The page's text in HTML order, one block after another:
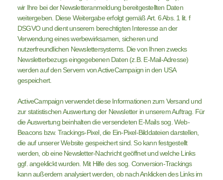
wir Ihre bei der Newsletteranmeldung bereitgestellten Daten
weitergeben. Diese Weitergabe erfolgt gemäß Art. 6 Abs. 1 lit. f
DSGVO und dient unserem berechtigten Interesse an der
Verwendung eines werbewirksamen, sicheren und
nutzerfreundlichen Newslettersystems. Die von Ihnen zwecks
Newsletterbezugs eingegebenen Daten (z.B. E-Mail-Adresse)
werden auf den Servern von ActiveCampaign in den USA
gespeichert.
ActiveCampaign verwendet diese Informationen zum Versand und
zur statistischen Auswertung der Newsletter in unserem Auftrag. Für
die Auswertung beinhalten die versendeten E-Mails sog. Web-
Beacons bzw. Trackings-Pixel, die Ein-Pixel-Bilddateien darstellen,
die auf unserer Website gespeichert sind. So kann festgestellt
werden, ob eine Newsletter-Nachricht geöffnet und welche Links
ggf. angeklickt wurden. Mit Hilfe des sog. Conversion-Trackings
kann außerdem analysiert werden, ob nach Anklicken des Links im